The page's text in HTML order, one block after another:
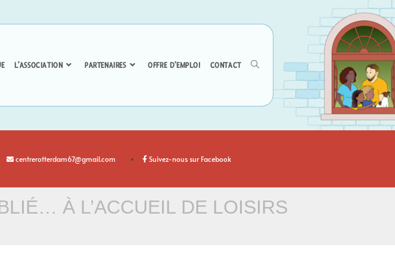
L’ASSOCIATION PARTENAIRES OFFRE D’EMPLOI CONTACT
centrerotterdam67@gmail.com Suivez-nous sur Facebook
À L’ACCUEIL DE LOISIRS